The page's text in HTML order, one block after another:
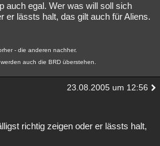
auch egal. Wer was will soll sich
er lässts halt, das gilt auch für Aliens.
- die anderen nachher.
auch die BRD überstehen.
23.08.2005 um 12:56
richtig zeigen oder er lässts halt,